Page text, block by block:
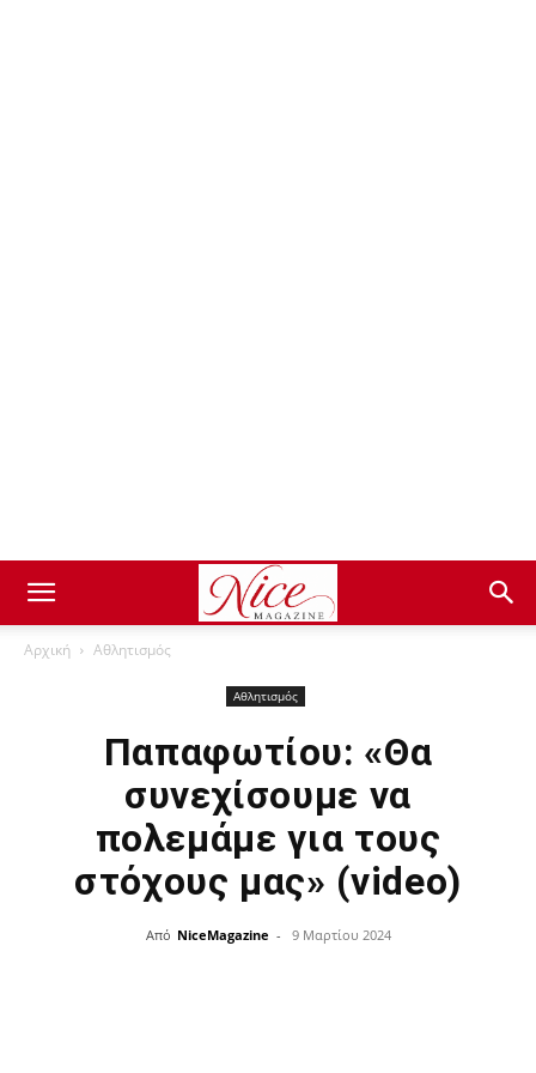
Αρχική Αθλητισμός
Αθλητισμός
Παπαφωτίου: «Θα
συνεχίσουμε να
πολεμάμε για τους
στόχους μας» (video)
Από NiceMagazine - 9 Μαρτίου 2024